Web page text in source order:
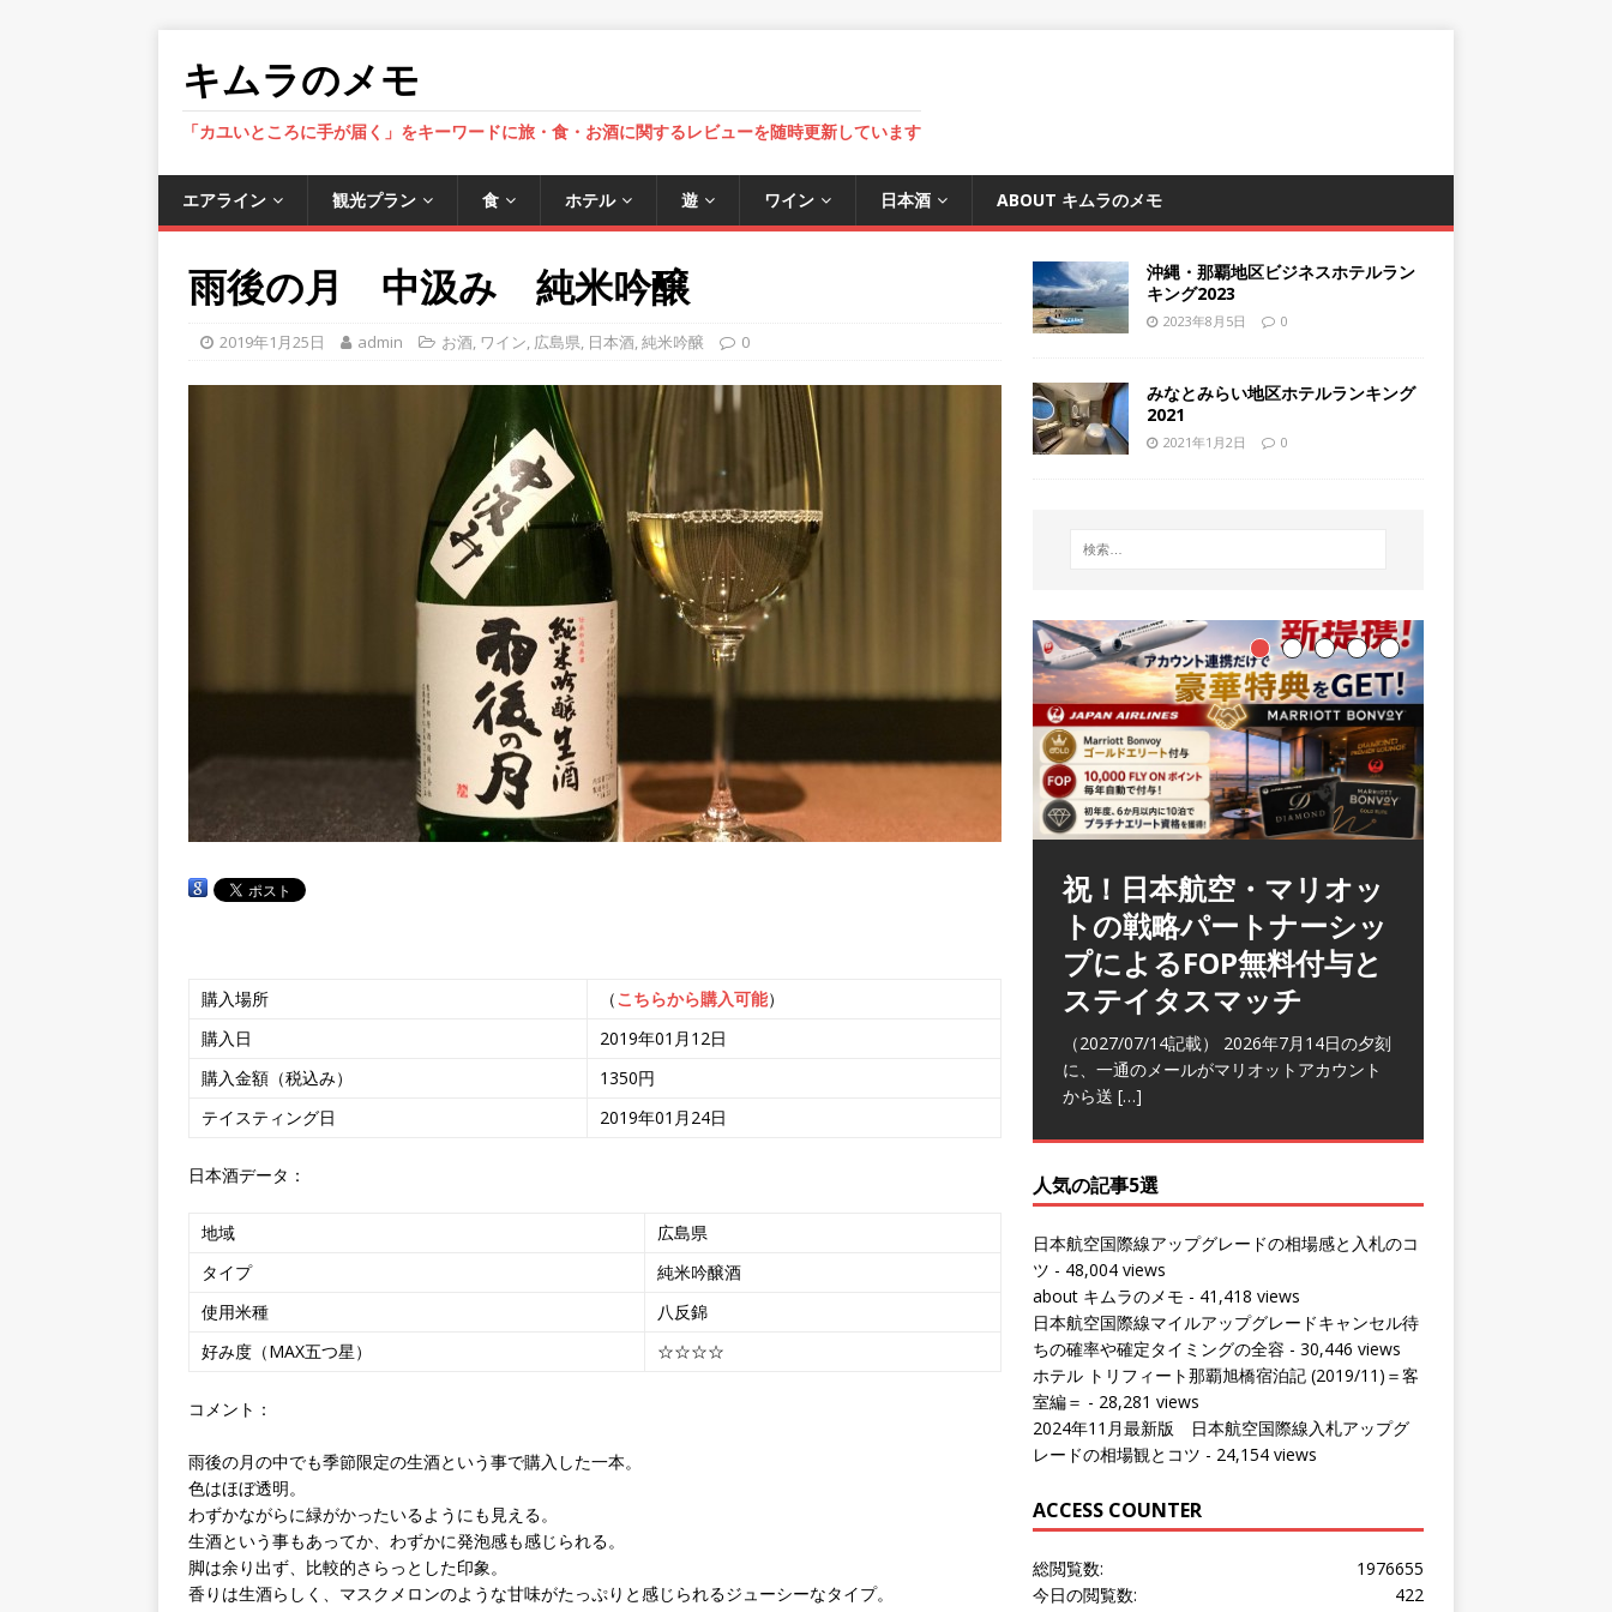
キムラのメモ
「カユいところに手が届く」をキーワードに旅・食・お酒に関するレビューを随時更新しています
エアライン 観光プラン 食 ホテル 遊 ワイン 日本酒 ABOUT キムラのメモ
雨後の月 中汲み 純米吟醸
2019年1月25日 admin お酒, ワイン, 広島県, 日本酒,純米吟醸 0
購入場所 （こちらから購入可能）
購入日
2019年01月12日
購入金額（税込み）
1350円
テイスティング日
2019年01月24日
日本酒データ：
地域
広島県
タイプ
純米吟醸酒
使用米種
八反錦
好み度（MAX五つ星）
☆☆☆☆
コメント：
雨後の月の中でも季節限定の生酒という事で購入した一本。
色はほぼ透明。
わずかながらに緑がかったいるようにも見える。
生酒という事もあってか、わずかに発泡感も感じられる。
脚は余り出ず、比較的さらっとした印象。
香りは生酒らしく、マスクメロンのような甘味がたっぷりと感じられるジューシーなタイプ。
沖縄・那覇地区ビジネスホテルラン
キング2023
2023年8月5日 0
みなとみらい地区ホテルランキング
2021
2021年1月2日 0
ラウンジ 華 那覇空港
(2026/05)
（2026/06/07記載） 2026年5月下旬の平日
に那覇を訪れた際に利用した。 こちらのラ
ウンジ
[…]
人気の記事5選
ツ- 48,004 views
日本航空国際線マイルアップグレードキャンセル待
ちの確率や確定タイミングの全容
ホテル トリフィート那覇旭橋宿泊記 (2019/11)＝客
室編＝- 28,281 views
2024年11月最新版 日本航空国際線入札アップグ
レードの相場観とコツ- 24,154 views
ACCESS COUNTER
今日の閲覧数:
370
今日の訪問者数:
1016
昨日の訪問者数: